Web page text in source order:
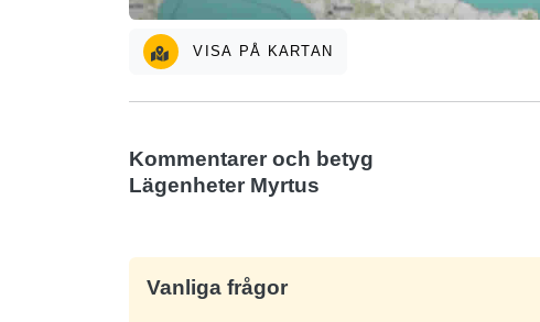
VISA PÅ KARTAN
Kommentarer och betyg
Lägenheter Myrtus
Vanliga frågor